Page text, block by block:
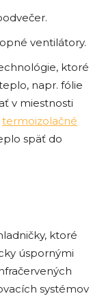
ventilátory.
ktoré
napr. fólie
v miestnosti
termoizolačné
späť do
ktoré
úspornými
systémov